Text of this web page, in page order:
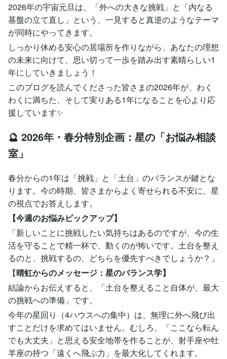
2026年の宇宙元旦は、「外への大きな挑戦」と「内なる
基盤の立て直し」という、一見すると真逆のようなテーマ
が同時にやってきます。
しっかり休める安心の居場所を作りながら、あなたの理想
の未来に向けて、思い切って一歩を踏み出す素晴らしい1
年にしていきましょう！
このブログを読んでくださった皆さまの2026年が、わく
わくに満ちた、そして実りある1年になることを心より応
援しています✨
🔮 2026年・春分特別企画：星の「お悩み相談
室」
春分からの1年は「挑戦」と「土台」のバランスが鍵とな
ります。今の時期、皆さまからよく寄せられる不安に、星
の視点でお答えします。
【今週のお悩みピックアップ】
「新しいことに挑戦したい気持ちはあるのですが、今の生
活を守ることで精一杯で、動くのが怖いです。土台を整え
るのと、挑戦するの、どちらを優先すべきでしょうか？」
【晴虹からのメッセージ：星のバランス学】
結論からお伝えすると、「土台を整えること自体が、最大
の挑戦への準備」です。
今年の星回り（4ハウスへの集中）は、無理に外へ飛び出
すことだけを求めてはいません。むしろ、「ここなら転ん
でも大丈夫」と思える安全地帯を作ることが、射手座や牡
羊座の持つ「遠くへ飛ぶ力」を最大化してくれます。